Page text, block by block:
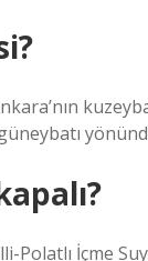
Polatlı İçme